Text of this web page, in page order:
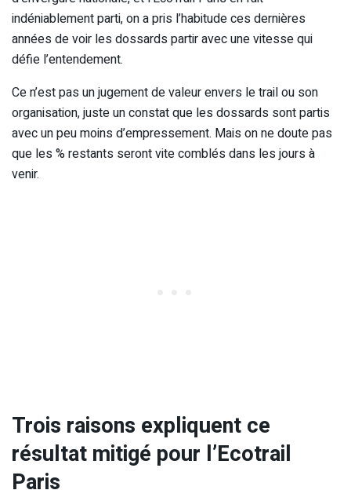
indéniablement parti, on a pris l’habitude ces dernières
années de voir les dossards partir avec une vitesse qui
défie l’entendement.
Ce n’est pas un jugement de valeur envers le trail ou son
organisation, juste un constat que les dossards sont partis
avec un peu moins d’empressement. Mais on ne doute pas
que les % restants seront vite comblés dans les jours à
venir.
Trois raisons expliquent ce
résultat mitigé pour l’Ecotrail
Paris